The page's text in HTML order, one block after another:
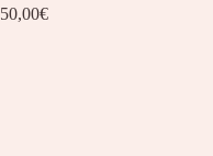
50,00€